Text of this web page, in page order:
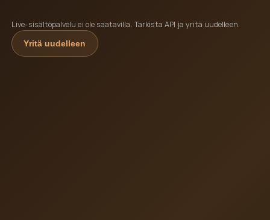
Live-sisältöpalvelu ei ole saatavilla. Tarkista API ja yritä uudelleen.
Yritä uudelleen